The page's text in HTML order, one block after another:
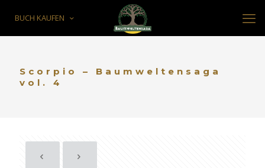
BUCH KAUFEN
Scorpio – Baumweltensaga
vol. 4